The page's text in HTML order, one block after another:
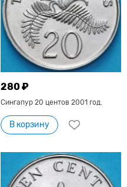
280 ₽
Сингапур 20 центов 2001 год.
В корзину